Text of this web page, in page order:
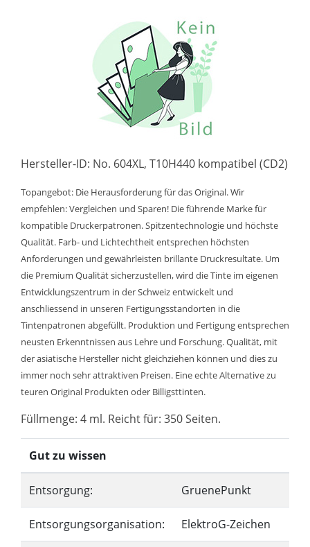
Hersteller-ID: No. 604XL, T10H440 kompatibel (CD2)
Topangebot: Die Herausforderung für das Original. Wir
empfehlen: Vergleichen und Sparen! Die führende Marke für
kompatible Druckerpatronen. Spitzentechnologie und höchste
Qualität. Farb- und Lichtechtheit entsprechen höchsten
Anforderungen und gewährleisten brillante Druckresultate. Um
die Premium Qualität sicherzustellen, wird die Tinte im eigenen
Entwicklungszentrum in der Schweiz entwickelt und
anschliessend in unseren Fertigungsstandorten in die
Tintenpatronen abgefüllt. Produktion und Fertigung entsprechen
neusten Erkenntnissen aus Lehre und Forschung. Qualität, mit
der asiatische Hersteller nicht gleichziehen können und dies zu
immer noch sehr attraktiven Preisen. Eine echte Alternative zu
teuren Original Produkten oder Billigsttinten.
Füllmenge: 4 ml. Reicht für: 350 Seiten.
Gut zu wissen
Entsorgung: GruenePunkt
Entsorgungsorganisation: ElektroG-Zeichen